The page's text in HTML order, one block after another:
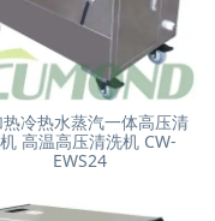
热冷热水蒸汽一体高压清
高温高压清洗机 CW-
EWS24